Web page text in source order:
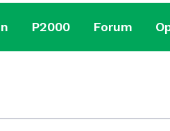
P2000 Forum